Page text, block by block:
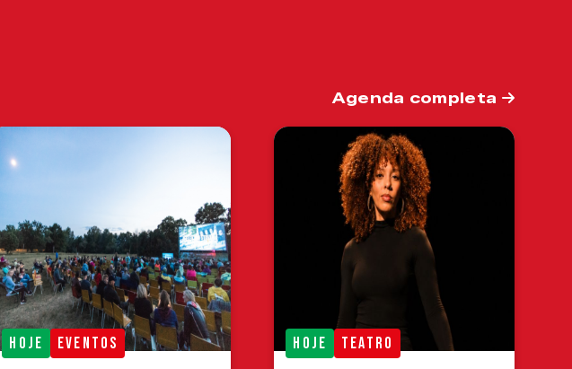
Agenda completa
HOJE EVENTOS HOJE TEATRO